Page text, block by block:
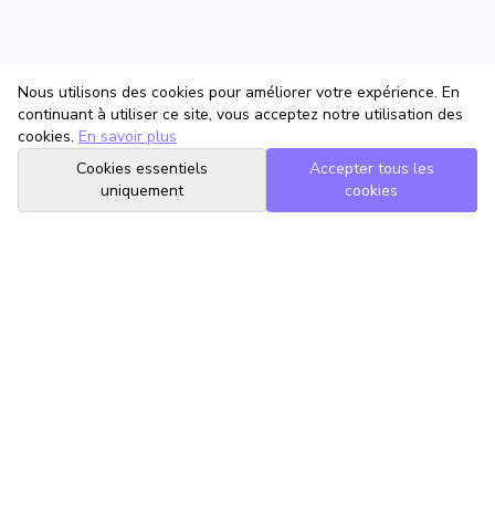
Nous utilisons des cookies pour améliorer votre expérience. En
continuant à utiliser ce site, vous acceptez notre utilisation des
cookies. En savoir plus
Cookies essentiels
uniquement
Accepter tous les
cookies